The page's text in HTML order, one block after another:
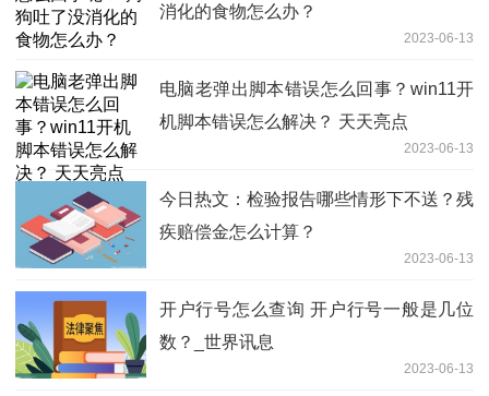
消化的食物怎么办？
2023-06-13
电脑老弹出脚本错误怎么回事？win11开
机脚本错误怎么解决？ 天天亮点
2023-06-13
今日热文：检验报告哪些情形下不送？残
疾赔偿金怎么计算？
2023-06-13
开户行号怎么查询 开户行号一般是几位
数？_世界讯息
2023-06-13